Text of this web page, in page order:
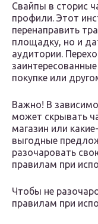
Свайпы в сторис
профили. Этот
перенаправить
площадку, но и
аудитории.
покупке или
Важно! В
может скрывать
магазин или
выгодные
разочаровать
правилам при
Чтобы не
правилам при